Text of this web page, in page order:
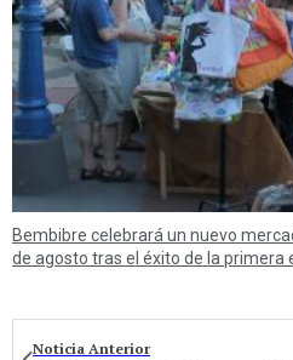
Bembibre celebrará un nuevo
de agosto tras el éxito de la primera
Noticia Anterior